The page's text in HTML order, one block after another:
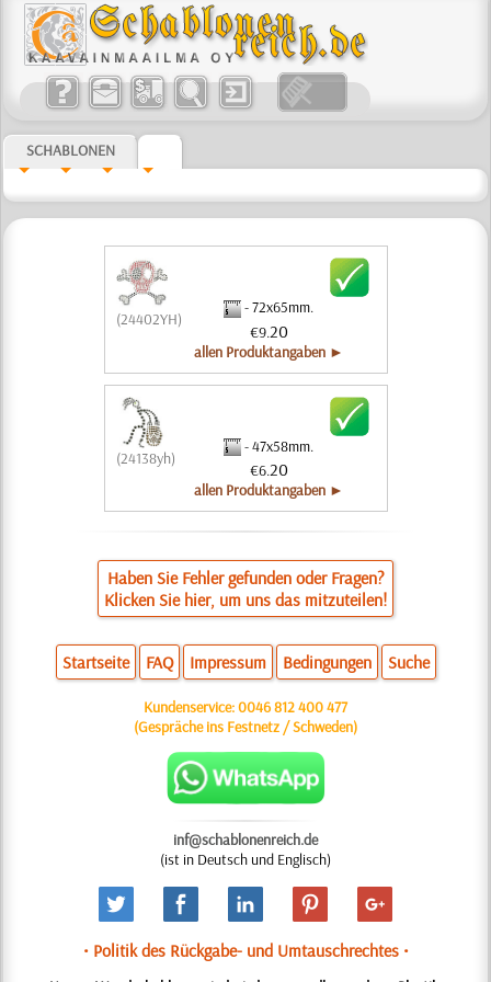
SCHABLONEN
(24402YH)
- 72x65mm.
€9.20
allen Produktangaben ►
(24138yh)
- 47x58mm.
€6.20
allen Produktangaben ►
Haben Sie Fehler gefunden oder Fragen?
Klicken Sie hier, um uns das mitzuteilen!
Startseite FAQ Impressum Bedingungen Suche
Kundenservice:0046 812 400 477
(Gespräche ins Festnetz / Schweden)
inf@schablonenreich.de
(ist in Deutsch und Englisch)
• Politik des Rückgabe- und Umtauschrechtes •